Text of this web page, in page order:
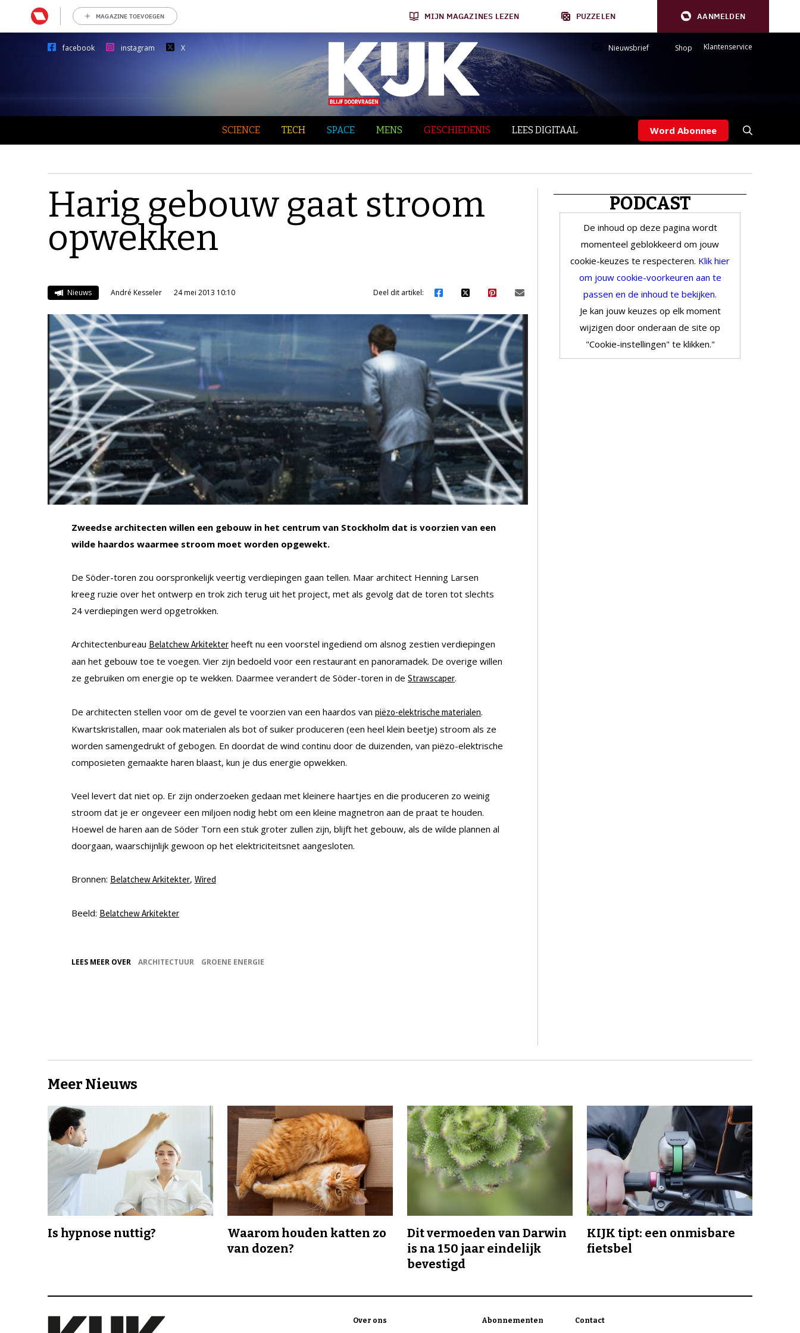
MAGAZINE TOEVOEGEN MIJN MAGAZINES LEZEN PUZZELEN AANMELDEN
facebook instagram X Nieuwsbrief Shop Klantenservice
SCIENCE TECH SPACE MENS GESCHIEDENIS LEES DIGITAAL Word Abonnee
Harig gebouw gaat stroom
opwekken
Nieuws André Kesseler 24 mei 2013 10:10 Deel dit artikel:
Zweedse architecten willen een gebouw in het centrum van Stockholm dat is voorzien van een
wilde haardos waarmee stroom moet worden opgewekt.
De Söder-toren zou oorspronkelijk veertig verdiepingen gaan tellen. Maar architect Henning Larsen
kreeg ruzie over het ontwerp en trok zich terug uit het project, met als gevolg dat de toren tot slechts
24 verdiepingen werd opgetrokken.
Architectenbureau Belatchew Arkitekter heeft nu een voorstel ingediend om alsnog zestien verdiepingen
aan het gebouw toe te voegen. Vier zijn bedoeld voor een restaurant en panoramadek. De overige willen
ze gebruiken om energie op te wekken. Daarmee verandert de Söder-toren in de Strawscaper.
De architecten stellen voor om de gevel te voorzien van een haardos van piëzo-elektrische materialen.
Kwartskristallen, maar ook materialen als bot of suiker produceren (een heel klein beetje) stroom als ze
worden samengedrukt of gebogen. En doordat de wind continu door de duizenden, van piëzo-elektrische
composieten gemaakte haren blaast, kun je dus energie opwekken.
Veel levert dat niet op. Er zijn onderzoeken gedaan met kleinere haartjes en die produceren zo weinig
stroom dat je er ongeveer een miljoen nodig hebt om een kleine magnetron aan de praat te houden.
Hoewel de haren aan de Söder Torn een stuk groter zullen zijn, blijft het gebouw, als de wilde plannen al
doorgaan, waarschijnlijk gewoon op het elektriciteitsnet aangesloten.
Bronnen: Belatchew Arkitekter, Wired
Beeld: Belatchew Arkitekter
LEES MEER OVER ARCHITECTUUR GROENE ENERGIE
PODCAST
De inhoud op deze pagina wordt
momenteel geblokkeerd om jouw
cookie-keuzes te respecteren. Klik hier
om jouw cookie-voorkeuren aan te
passen en de inhoud te bekijken.
Je kan jouw keuzes op elk moment
wijzigen door onderaan de site op
"Cookie-instellingen" te klikken."
Meer Nieuws
Is hypnose nuttig?
Waarom houden katten zo
van dozen?
Dit vermoeden van Darwin
is na 150 jaar eindelijk
bevestigd
KIJK tipt: een onmisbare
fietsbel
Over ons Abonnementen Contact